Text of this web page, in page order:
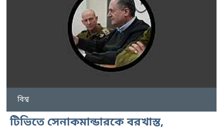
বিশ্ব
টিভিতে সেনাকমান্ডারকে বরখাস্ত,